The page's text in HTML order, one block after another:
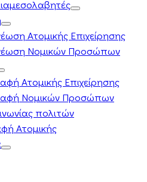
Ατομικής Επιχείρησης
Νομικών Προσώπων
Ατομικής Επιχείρησης
Νομικών Προσώπων
πολιτών
Ατομικής